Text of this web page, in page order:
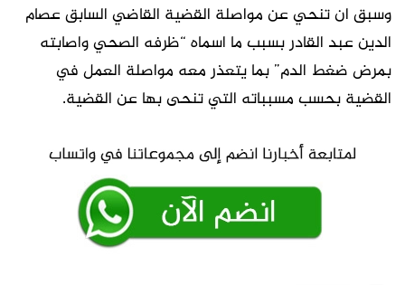
وسبق ان تنحي عن مواصلة القضية القاضي السابق عصام
الدين عبد القادر بسبب ما اسماه “ظرفه الصحي واصابته
بمرض ضغط الدم” بما يتعذر معه مواصلة العمل في
القضية بحسب مسبباته التي تنحى بها عن القضية.